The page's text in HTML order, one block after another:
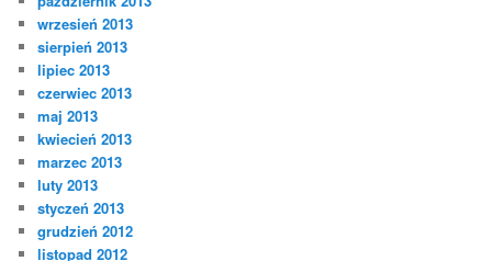
wrzesień 2013
sierpień 2013
lipiec 2013
czerwiec 2013
maj 2013
kwiecień 2013
marzec 2013
luty 2013
styczeń 2013
grudzień 2012
listopad 2012